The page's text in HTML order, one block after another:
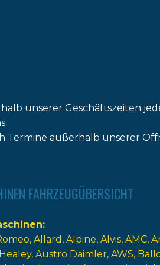
unserer Geschäftszeiten
Termine außerhalb unserer
FAHRZEUGÜBERSICHT
Allard Alpine Alvis AMC
Austro Daimler AWS